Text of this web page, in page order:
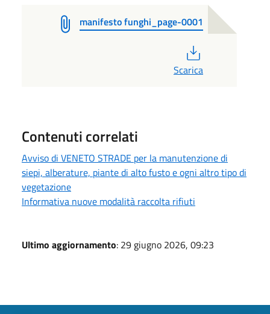
manifesto funghi_page-0001
Scarica
Contenuti correlati
Avviso di VENETO STRADE per la manutenzione di
siepi, alberature, piante di alto fusto e ogni altro tipo di
vegetazione
Informativa nuove modalità raccolta rifiuti
Ultimo aggiornamento: 29 giugno 2026, 09:23